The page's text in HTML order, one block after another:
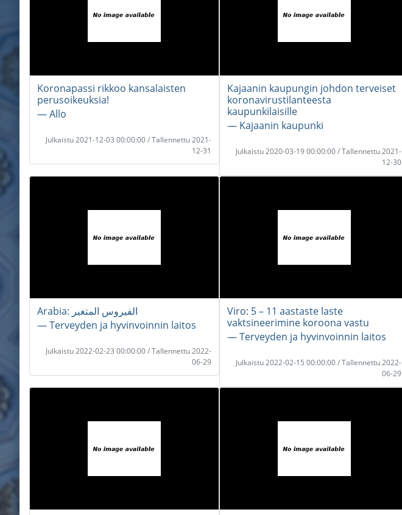
Koronapassi rikkoo kansalaisten
perusoikeuksia!
― Allo
Julkaistu 2021-12-03 00:00:00 / Tallennettu 2021-
12-31
Kajaanin kaupungin johdon terveiset
koronavirustilanteesta
kaupunkilaisille
― Kajaanin kaupunki
Julkaistu 2020-03-19 00:00:00 / Tallennettu 2021-
12-30
Arabia: الفيروس المتغير
― Terveyden ja hyvinvoinnin laitos
Julkaistu 2022-02-23 00:00:00 / Tallennettu 2022-
06-29
Viro: 5 – 11 aastaste laste
vaktsineerimine koroona vastu
― Terveyden ja hyvinvoinnin laitos
Julkaistu 2022-02-15 00:00:00 / Tallennettu 2022-
06-29